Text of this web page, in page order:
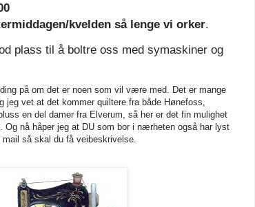
kvelden så lenge vi orker.
plass til å boltre oss med symaskiner og
på om det er noen som vil være med. Det er mange
vet at det kommer quiltere fra både Hønefoss,
en del damer fra Elverum, så her er det fin mulighet
Og nå håper jeg at DU som bor i nærheten også har lyst
så skal du få veibeskrivelse.